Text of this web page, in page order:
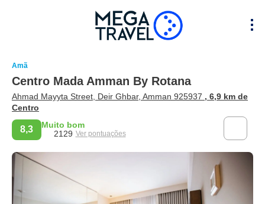
Amã
Centro Mada Amman By Rotana
Ahmad Mayyta Street, Deir Ghbar, Amman 925937 , 6,9 km de
Centro
8,3
Muito bom
2129 Ver pontuações